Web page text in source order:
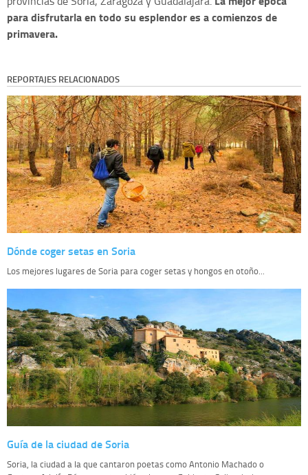
para disfrutarla en todo su esplendor es a comienzos de
primavera.
REPORTAJES RELACIONADOS
Dónde coger setas en Soria
Los mejores lugares de Soria para coger setas y hongos en otoño...
Guía de la ciudad de Soria
Soria, la ciudad a la que cantaron poetas como Antonio Machado o